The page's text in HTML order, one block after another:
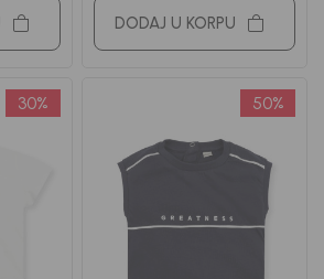
DODAJ U KORPU
30% 50%